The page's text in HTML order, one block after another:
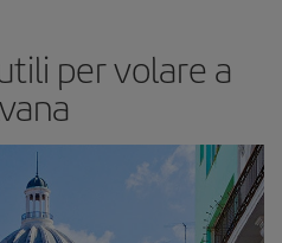
per volare a